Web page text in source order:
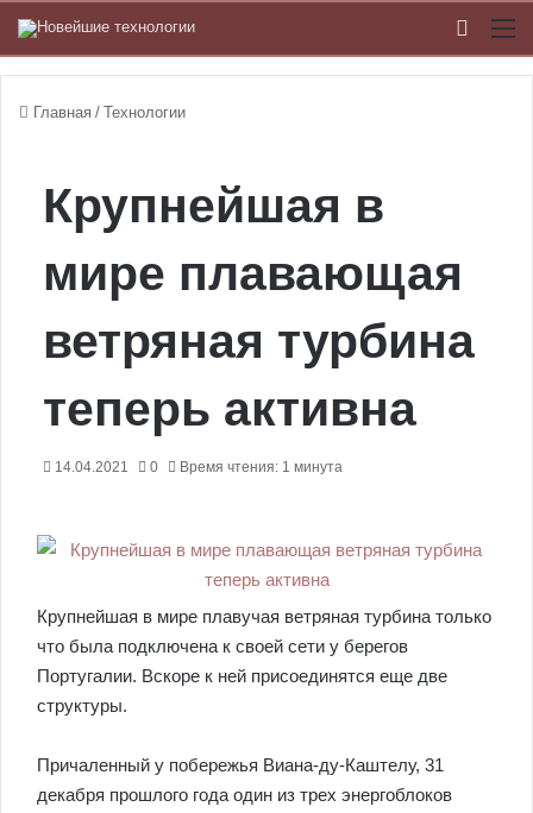
Главная / Технологии
Крупнейшая в
мире плавающая
ветряная турбина
теперь активна
14.04.2021 0 Время чтения: 1 минута
Крупнейшая в мире плавучая ветряная турбина только
что была подключена к своей сети у берегов
Португалии. Вскоре к ней присоединятся еще две
структуры.
Причаленный у побережья Виана-ду-Каштелу, 31
декабря прошлого года один из трех энергоблоков